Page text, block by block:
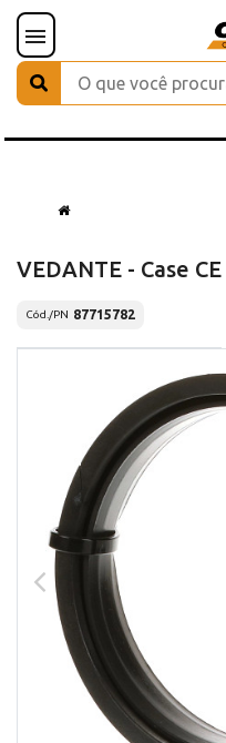
VEDANTE - Case CE
Cód./PN 87715782